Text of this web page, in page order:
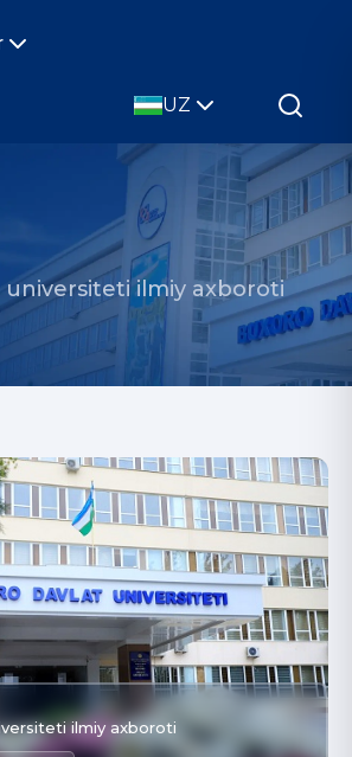
UZ
universiteti ilmiy axboroti
ilmiy axboroti